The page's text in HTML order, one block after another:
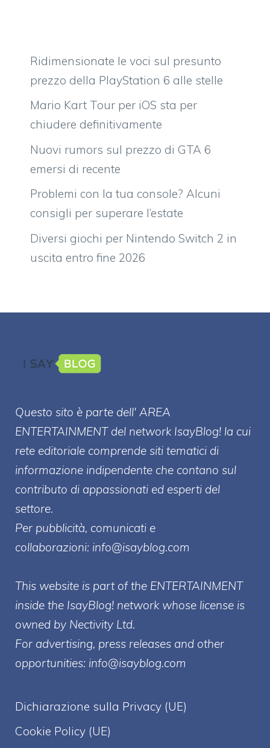
Ridimensionate le voci sul presunto
prezzo della PlayStation 6 alle stelle
Mario Kart Tour per iOS sta per
chiudere definitivamente
Nuovi rumors sul prezzo di GTA 6
emersi di recente
Problemi con la tua console? Alcuni
consigli per superare l’estate
Diversi giochi per Nintendo Switch 2 in
uscita entro fine 2026
Questo sito è parte dell' AREA
ENTERTAINMENT del network IsayBlog! la cui
rete editoriale comprende siti tematici di
informazione indipendente che contano sul
contributo di appassionati ed esperti del
settore.
Per pubblicità, comunicati e
collaborazioni: info@isayblog.com
This website is part of the ENTERTAINMENT
inside the IsayBlog! network whose license is
owned by Nectivity Ltd.
For advertising, press releases and other
opportunities: info@isayblog.com
Dichiarazione sulla Privacy (UE)
Cookie Policy (UE)